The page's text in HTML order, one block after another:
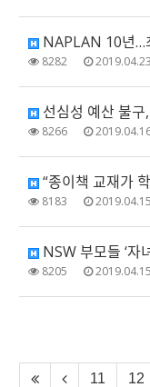
NAPLAN 10년…
8282 2019.04.23
선심성 예산 불구
8266
“종이책 교재가
8183 2019.04.15
NSW 부모들 ‘자
8205 2019.04.15
11 12